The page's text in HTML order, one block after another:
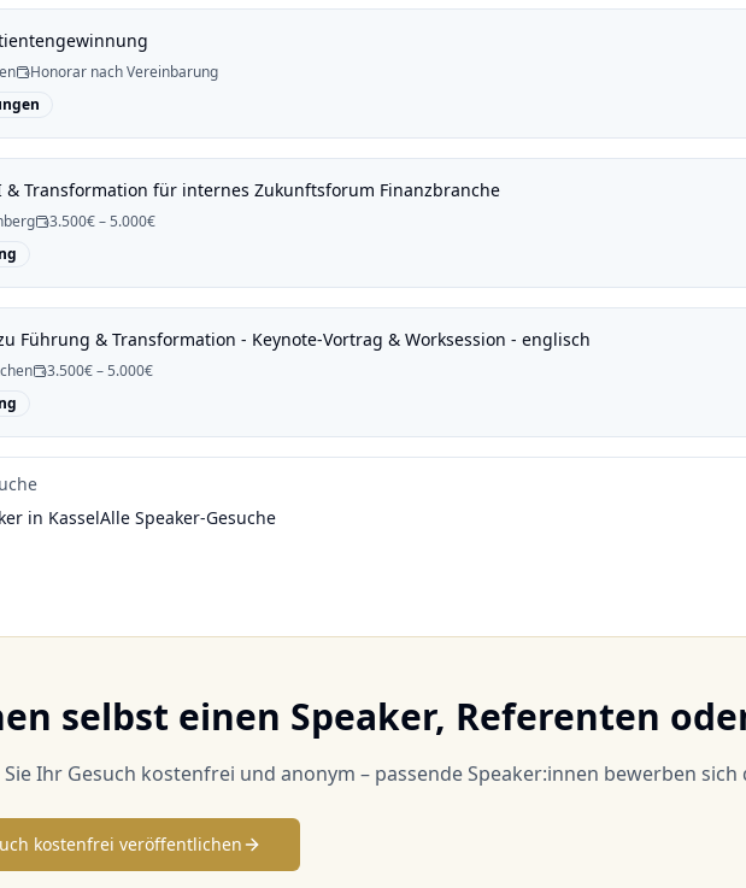
Honorar nach Vereinbarung
& Transformation für internes Zukunftsforum Finanzbranche
3.500€ – 5.000€
Führung & Transformation - Keynote-Vortrag & Worksession - englisch
3.500€ – 5.000€
in KasselAlle Speaker-Gesuche
selbst einen Speaker, Referenten
Ihr Gesuch kostenfrei und anonym – passende Speaker:innen bewerben sich
kostenfrei veröffentlichen